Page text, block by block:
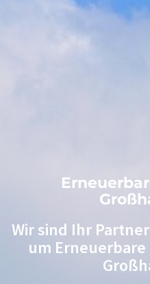
Wir sind Ihr
um Erneuerbare